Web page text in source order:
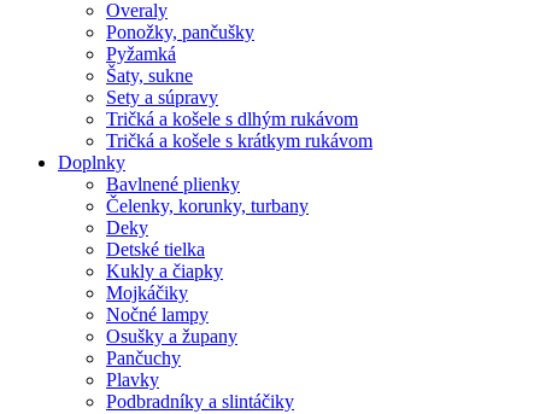
Overaly
Ponožky, pančušky
Pyžamká
Šaty, sukne
Sety a súpravy
Tričká a košele s dlhým rukávom
Tričká a košele s krátkym rukávom
Doplnky
Bavlnené plienky
Čelenky, korunky, turbany
Deky
Detské tielka
Kukly a čiapky
Mojkáčiky
Nočné lampy
Osušky a župany
Pančuchy
Plavky
Podbradníky a slintáčiky